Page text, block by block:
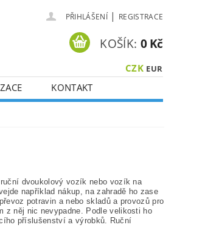
PŘIHLÁŠENÍ | REGISTRACE
CZK EUR
KOŠÍK: 0 Kč
KONTAKT
dvoukolový vozík nebo vozík na
například nákup, na zahradě ho zase
potravin a nebo skladů a provozů pro
z něj nic nevypadne. Podle velikosti ho
příslušenství a výrobků. Ruční